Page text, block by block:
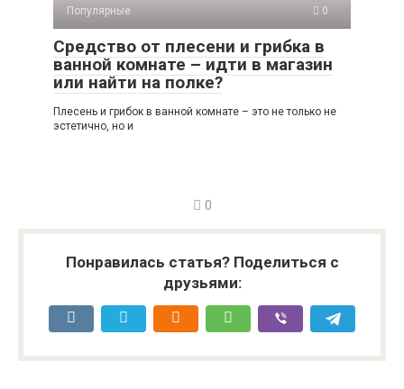
Популярные 0
Средство от плесени и грибка в
ванной комнате – идти в магазин
или найти на полке?
Плесень и грибок в ванной комнате – это не только не
эстетично, но и
0
Понравилась статья? Поделиться с
друзьями: